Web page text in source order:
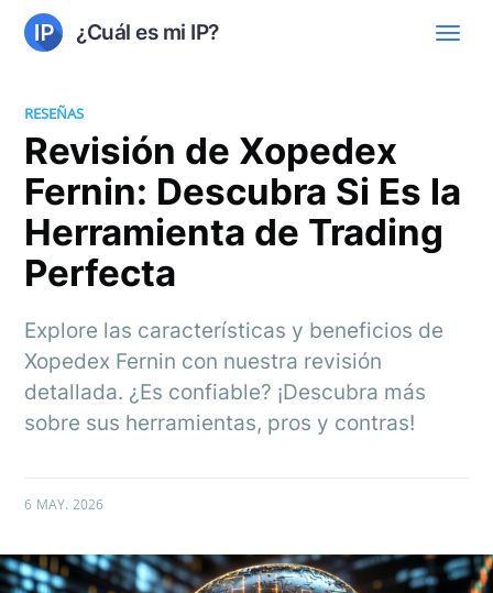
¿Cuál es mi IP?
RESEÑAS
Revisión de Xopedex
Fernin: Descubra Si Es la
Herramienta de Trading
Perfecta
Explore las características y beneficios de
Xopedex Fernin con nuestra revisión
detallada. ¿Es confiable? ¡Descubra más
sobre sus herramientas, pros y contras!
6 MAY. 2026